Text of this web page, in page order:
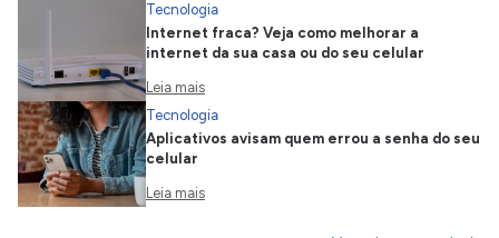
Tecnologia
Internet fraca? Veja como melhorar a
internet da sua casa ou do seu celular
Leia mais
Tecnologia
Aplicativos avisam quem errou a senha do seu
celular
Leia mais